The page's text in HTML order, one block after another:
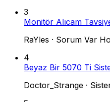
3
Monitör Alıcam
RaYles · Sorum Var
4
Beyaz Bir 5070 Ti
Doctor_Strange ·